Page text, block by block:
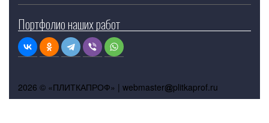
Портфолио наших работ
2026 © «ПЛИТКАПРОФ» | webmaster plitkaprof.ru